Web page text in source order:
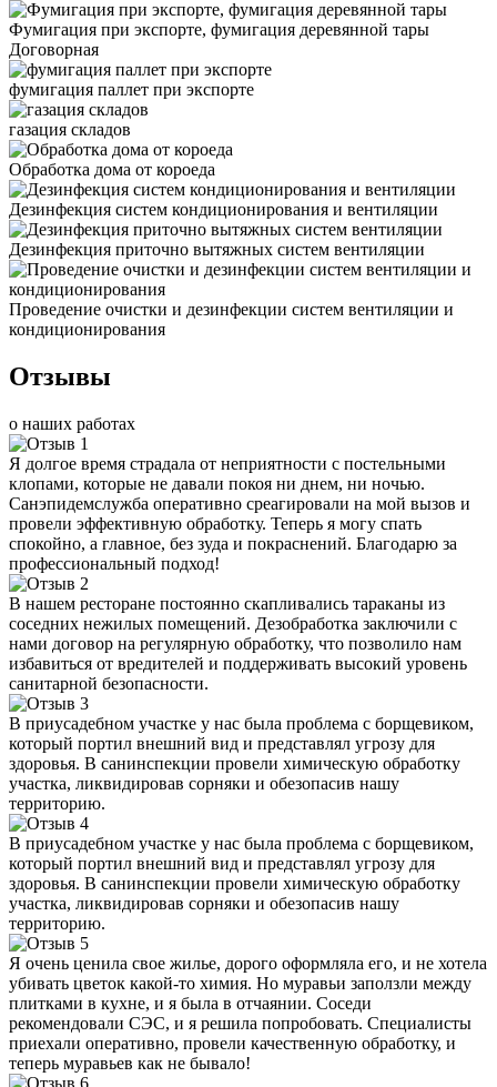
Фумигация при экспорте, фумигация деревянной тары
Договорная
фумигация паллет при экспорте
газация складов
Обработка дома от короеда
Дезинфекция систем кондиционирования и вентиляции
Дезинфекция приточно вытяжных систем вентиляции
Проведение очистки и дезинфекции систем вентиляции и
кондиционирования
Отзывы
о наших работах
Я долгое время страдала от неприятности с постельными
клопами, которые не давали покоя ни днем, ни ночью.
Санэпидемслужба оперативно среагировали на мой вызов и
провели эффективную обработку. Теперь я могу спать
спокойно, а главное, без зуда и покраснений. Благодарю за
профессиональный подход!
В нашем ресторане постоянно скапливались тараканы из
соседних нежилых помещений. Дезобработка заключили с
нами договор на регулярную обработку, что позволило нам
избавиться от вредителей и поддерживать высокий уровень
санитарной безопасности.
В приусадебном участке у нас была проблема с борщевиком,
который портил внешний вид и представлял угрозу для
здоровья. В санинспекции провели химическую обработку
участка, ликвидировав сорняки и обезопасив нашу
территорию.
В приусадебном участке у нас была проблема с борщевиком,
который портил внешний вид и представлял угрозу для
здоровья. В санинспекции провели химическую обработку
участка, ликвидировав сорняки и обезопасив нашу
территорию.
Я очень ценила свое жилье, дорого оформляла его, и не хотела
убивать цветок какой-то химия. Но муравьи заползли между
плитками в кухне, и я была в отчаянии. Соседи
рекомендовали СЭС, и я решила попробовать. Специалисты
приехали оперативно, провели качественную обработку, и
теперь муравьев как не бывало!